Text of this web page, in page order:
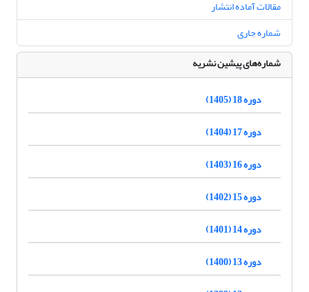
مقالات آماده انتشار
شماره جاری
شماره‌های پیشین نشریه
دوره 18 (1405)
دوره 17 (1404)
دوره 16 (1403)
دوره 15 (1402)
دوره 14 (1401)
دوره 13 (1400)